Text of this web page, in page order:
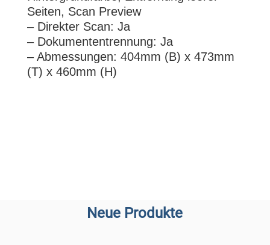
Seiten, Scan Preview
– Direkter Scan: Ja
– Dokumententrennung: Ja
– Abmessungen: 404mm (B) x 473mm
(T) x 460mm (H)
Neue Produkte